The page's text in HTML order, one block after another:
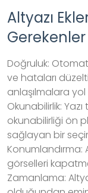
Altyazı
Gerekenler
Doğruluk:
ve hataları
anlaşılmalara
Okunabilirlik:
okunabilirliği ön
sağlayan bir
Konumlandırma:
görselleri
Zamanlama: